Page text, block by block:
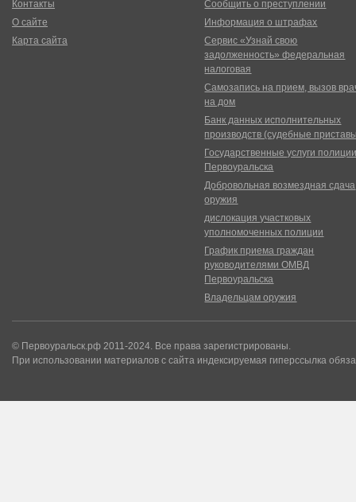
Контакты
О сайте
Карта сайта
Сообщить о преступлении
Информация о штрафах
Сервис «Узнай свою
задолженность» федеральная
налоговая
Самозапись на прием, вызов
на дом
Банк данных исполнительных
производств (судебные
Государственные услуги
Первоуральска
Добровольная возмездная сдача
оружия
дислокация участковых
уполномоченных полиции
График приема граждан
руководителями ОМВД
Первоуральска
Владельцам оружия
© Первоуральск.рф 2011-2024. Все права зарегистрированы.
При использовании материалов с сайта индексируемая гиперссылка